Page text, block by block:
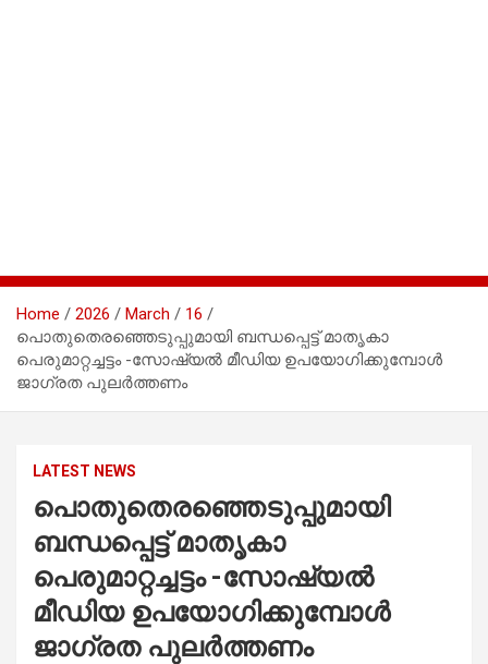
Home 2026 March
16
പൊതുതെരഞ്ഞെടുപ്പുമായി ബന്ധപ്പെട്ട് മാതൃകാ
പെരുമാറ്റച്ചട്ടം -സോഷ്യൽ മീഡിയ ഉപയോഗിക്കുമ്പോൾ
ജാഗ്രത പുലർത്തണം
LATEST NEWS
പൊതുതെരഞ്ഞെടുപ്പുമായി
ബന്ധപ്പെട്ട് മാതൃകാ
പെരുമാറ്റച്ചട്ടം -സോഷ്യൽ
മീഡിയ ഉപയോഗിക്കുമ്പോൾ
ജാഗ്രത പുലർത്തണം